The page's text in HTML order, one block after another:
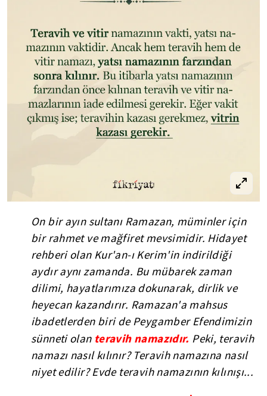
On bir ayın sultanı Ramazan, müminler için
bir rahmet ve mağfiret mevsimidir. Hidayet
rehberi olan Kur'an-ı Kerim'in indirildiği
aydır aynı zamanda. Bu mübarek zaman
dilimi, hayatlarımıza dokunarak, dirlik ve
heyecan kazandırır. Ramazan'a mahsus
ibadetlerden biri de Peygamber Efendimizin
sünneti olan teravih namazıdır. Peki, teravih
namazı nasıl kılınır? Teravih namazına nasıl
niyet edilir? Evde teravih namazının kılınışı...